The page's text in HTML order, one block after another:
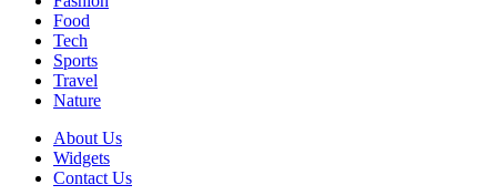
Food
Tech
Sports
Travel
Nature
About Us
Widgets
Contact Us